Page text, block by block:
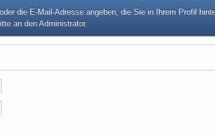
die E-Mail-Adresse angeben, die Sie in Ihrem Profil
an den Administrator.